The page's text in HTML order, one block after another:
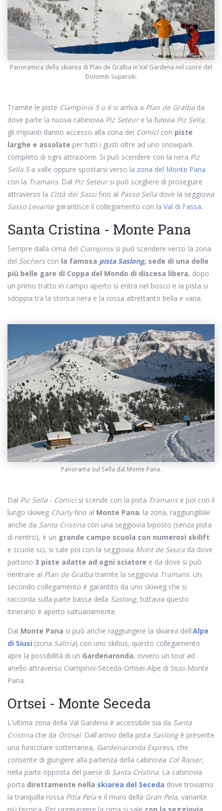
Panoramica della skiarea di Plan de Gralba in Val Gardena nel cuore del
Dolomiti Superski.
Tramite le piste Ciampinoi 5 o 6si arriva a Plan de Gralba da
dove parte la nuova cabinovia Piz Seteur e la funivia Piz Sella,
gli impianti danno accesso alla zona dei Comicicon piste
larghe e assolate per tutti i gusti oltre ad uno snowpark
completo di ogni attrazione. Si può scendere con la nera Piz
Sella 5a valle oppure spostarsi verso la zona del Monte Pana
con la Tramans. Dal Piz Seteur si può scegliere di proseguire
attraverso la Città dei Sassifino al Passo Sella dove la seggiovia
Sasso Levante garantisce il collegamento con la Val di Fassa.
Santa Cristina - Monte Pana
Sempre dalla cima del Ciampinoi si può scendere verso la zona
del Socherscon la famosa pista Saslong, sede di una delle
più belle gare di Coppa del Mondo di discesa libera, dopo
un primo tratto in campo aperto si entra nel bosco e la pista si
sdoppia tra la storica nera e la rossa altrettanto bella e varia.
Panorama sul Sella dal Monte Pana.
Dal Piz Sella - Comicisi scende con la pista Tramanse poi con il
lungo skiweg Charlyfino al Monte Pana; la zona, raggiungibile
anche da Santa Cristina con una seggiovia biposto (senza pista
di rientro), è un grande campo scuola con numerosi skilift
e scuole sci, si sale poi con la seggiovia Mont de Seura da dove
partono 3 piste adatte ad ogni sciatore e da dove si può
rientrare al Plan de Gralba tramite la seggiovia Tramans. Un
secondo collegamento è garantito da uno skiweg che si
raccorda sulla parte bassa della Saslong, tuttavia questo
itinerario è aperto saltuariamente.
Dal Monte Pana si può anche raggiungere la skiarea dell'Alpe
di Siusi (zona Saltria) con uno skibus, questo collegamento
apre la possibilità di un Gardenaronda, ovvero un tour ad
anello attraverso Ciampinoi-Seceda-Ortisei-Alpe di Siusi-Monte
Pana.
Ortsei - Monte Seceda
L'ultima zona della Val Gardena è accessibile sia da Santa
Cristina che da Ortisei. Dall'arrivo della pista Saslong è presente
una funicolare sotterranea, Gardenaronda Express, che
consente di giungere alla partenza della cabinovia Col Raiser,
nella parte opposta del paese di Santa Cristina. La cabinovia
porta direttamente nella skiarea del Seceda dove troviamo
la tranquilla rossa Pitla Pela e il muro della Gran Pela, variante